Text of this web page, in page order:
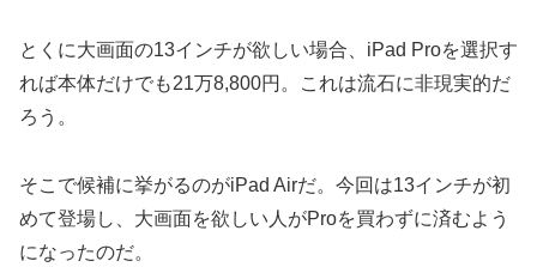
とくに大画面の13インチが欲しい場合、iPad Proを選択す
れば本体だけでも21万8,800円。これは流石に非現実的だ
ろう。
そこで候補に挙がるのがiPad Airだ。今回は13インチが初
めて登場し、大画面を欲しい人がProを買わずに済むよう
になったのだ。